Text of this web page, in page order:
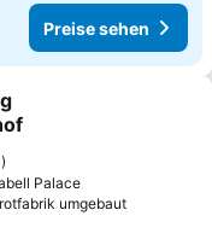
Preise sehen
hinzufügen
Palace
umgebautPreise